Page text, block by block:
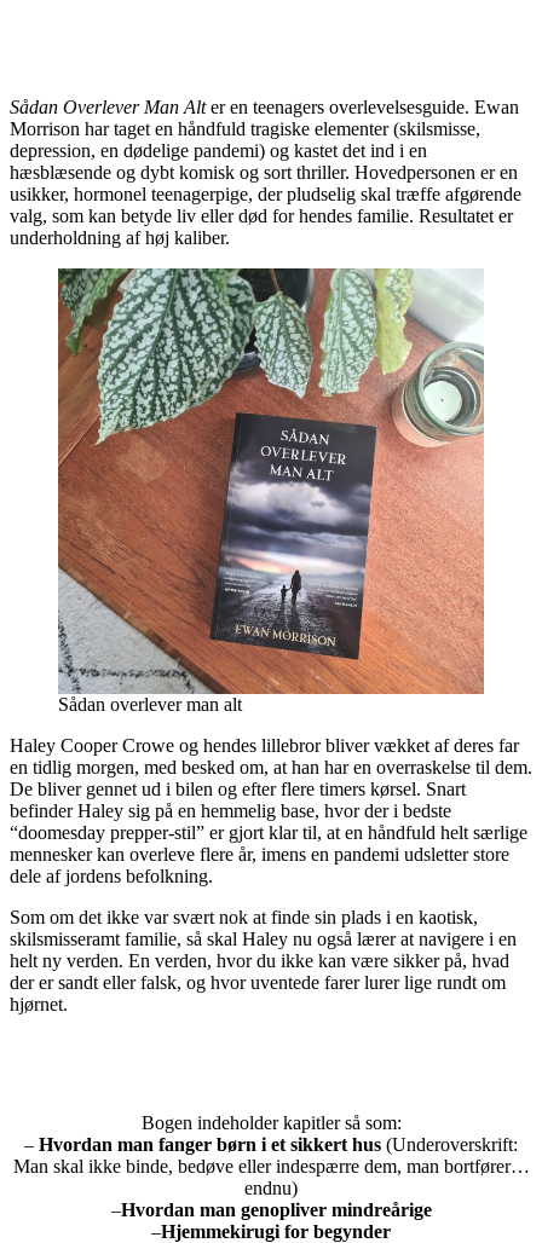
Sådan Overlever Man Alter en teenagers overlevelsesguide. Ewan
Morrison har taget en håndfuld tragiske elementer (skilsmisse,
depression, en dødelige pandemi) og kastet det ind i en
hæsblæsende og dybt komisk og sort thriller. Hovedpersonen er en
usikker, hormonel teenagerpige, der pludselig skal træffe afgørende
valg, som kan betyde liv eller død for hendes familie. Resultatet er
underholdning af høj kaliber.
Sådan overlever man alt
Haley Cooper Crowe og hendes lillebror bliver vækket af deres far
en tidlig morgen, med besked om, at han har en overraskelse til dem.
De bliver gennet ud i bilen og efter flere timers kørsel. Snart
befinder Haley sig på en hemmelig base, hvor der i bedste
“doomesday prepper-stil” er gjort klar til, at en håndfuld helt særlige
mennesker kan overleve flere år, imens en pandemi udsletter store
dele af jordens befolkning.
Som om det ikke var svært nok at finde sin plads i en kaotisk,
skilsmisseramt familie, så skal Haley nu også lærer at navigere i en
helt ny verden. En verden, hvor du ikke kan være sikker på, hvad
der er sandt eller falsk, og hvor uventede farer lurer lige rundt om
hjørnet.
Bogen indeholder kapitler så som:
– Hvordan man fanger børn i et sikkert hus (Underoverskrift:
Man skal ikke binde, bedøve eller indespærre dem, man bortfører…
endnu)
–Hvordan man genopliver mindreårige
–Hjemmekirugi for begynder